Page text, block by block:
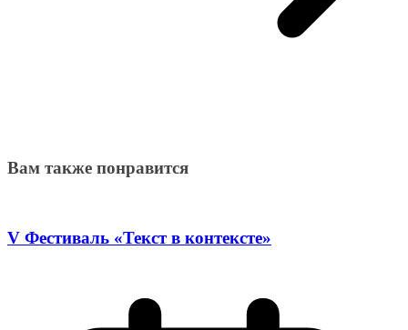
Вам также понравится
V Фестиваль «Текст в контексте»